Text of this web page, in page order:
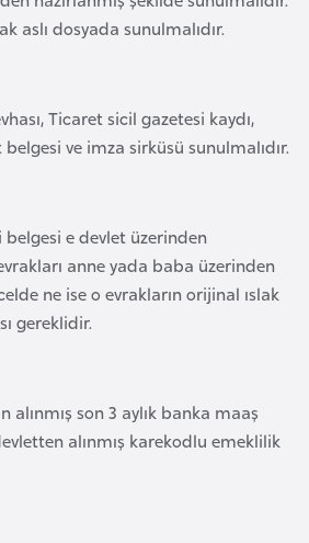
aslı dosyada sunulmalıdır.
Ticaret sicil gazetesi kaydı,
ve imza sirküsü sunulmalıdır.
e devlet üzerinden
anne yada baba üzerinden
ne ise o evrakların orijinal ıslak
gereklidir.
alınmış son 3 aylık banka maaş
alınmış karekodlu emeklilik